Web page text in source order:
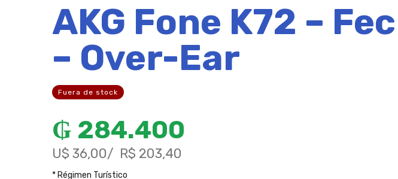
AKG Fone K72 –
– Over-Ear
Fuera de stock
₲ 284.400
U$ 36,00 R$ 203,40
* Régimen Turístico